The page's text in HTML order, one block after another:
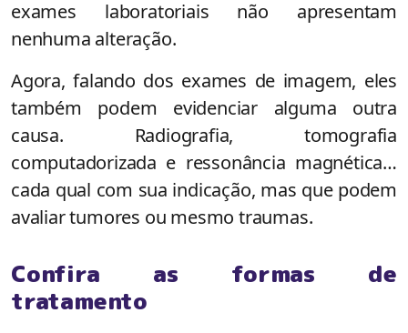
exames laboratoriais não apresentam
nenhuma alteração.
Agora, falando dos exames de imagem, eles
também podem evidenciar alguma outra
causa. Radiografia, tomografia
computadorizada e ressonância magnética…
cada qual com sua indicação, mas que podem
avaliar tumores ou mesmo traumas.
Confira as formas de
tratamento